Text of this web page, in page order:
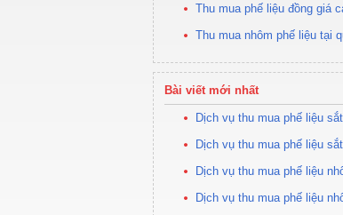
Thu mua phế liệu đồng giá
Thu mua nhôm phế liệu tại
Bài viết mới nhất
Dịch vụ thu mua phế liệu
Dịch vụ thu mua phế liệu
Dịch vụ thu mua phế liệu
Dịch vụ thu mua phế liệu